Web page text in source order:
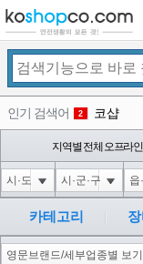
인기 검색어 2 코샵
3 익스
4 미끄럼
5 대성설
6 1-1;
지역별 전체 오프라
카테고리